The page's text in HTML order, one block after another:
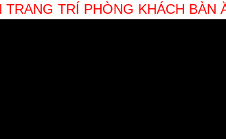
TRÍ PHÒNG KHÁCH BÀN